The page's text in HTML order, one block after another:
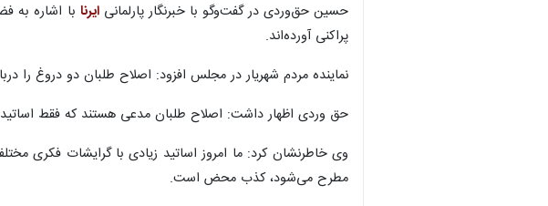
حسین حق‌وردی در گفت‌وگو با خبرنگار پارلمانیایرنا با اشاره به
پراکنی آورده‌اند.
نماینده مردم شهریار در مجلس افزود: اصلاح طلبان دو دروغ
حق وردی اظهار داشت: اصلاح طلبان مدعی هستند که فقط
وی خاطرنشان کرد: ما امروز اساتید زیادی با گرایشات فکری
مطرح می‌شود، کذب محض است.